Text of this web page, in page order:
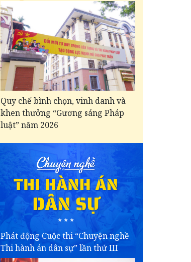
Quy chế bình chọn, vinh danh và
khen thưởng “Gương sáng Pháp
luật” năm 2026
Phát động Cuộc thi “Chuyện nghề
Thi hành án dân sự” lần thứ III